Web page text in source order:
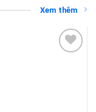
Xem thêm